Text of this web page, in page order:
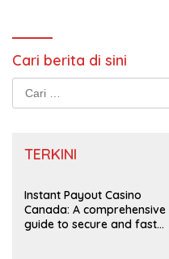
Cari berita di sini
Cari
untuk:
TERKINI
Instant Payout Casino
Canada: A comprehensive
guide to secure and fast